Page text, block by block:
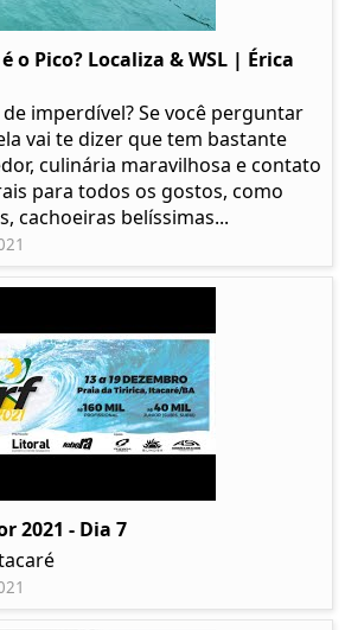
o Pico? Localiza & WSL | Érica
imperdível? Se você perguntar
vai te dizer que tem bastante
culinária maravilhosa e contato
para todos os gostos, como
cachoeiras belíssimas...
2021 - Dia 7